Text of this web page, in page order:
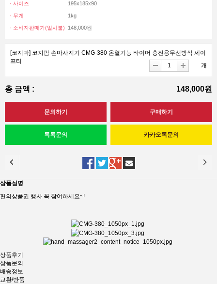
· 사이즈 195x185x90
· 무게 1kg
· 소비자판매가(일시불) 148,000원
[코지마] 코지팜 손마사지기 CMG-380 온열기능 타이머 충전용무선방식 세이
프티
개
총 금액 : 148,000원
상품설명
편의상품권 행사 꼭 참여하세요~!
상품후기
상품문의
배송정보
교환/반품